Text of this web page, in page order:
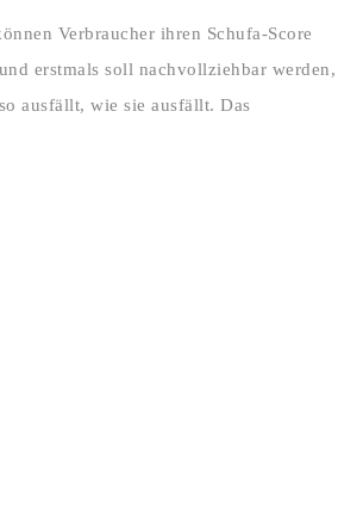
Verbraucher ihren Schufa-Score
erstmals soll nachvollziehbar werden,
ausfällt, wie sie ausfällt. Das